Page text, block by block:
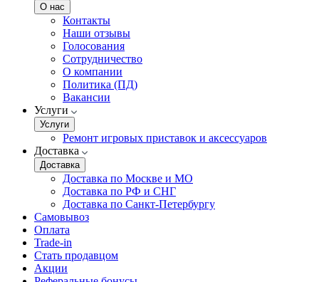
О нас
Контакты
Наши отзывы
Голосования
Сотрудничество
О компании
Политика (ПД)
Вакансии
Услуги
Услуги
Ремонт игровых приставок и аксессуаров
Доставка
Доставка
Доставка по Москве и МО
Доставка по РФ и СНГ
Доставка по Санкт-Петербургу
Самовывоз
Оплата
Trade-in
Стать продавцом
Акции